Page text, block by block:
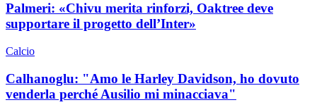
Palmeri: «Chivu merita rinforzi, Oaktree deve
supportare il progetto dell’Inter»
Calcio
Calhanoglu: "Amo le Harley Davidson, ho dovuto
venderla perché Ausilio mi minacciava"